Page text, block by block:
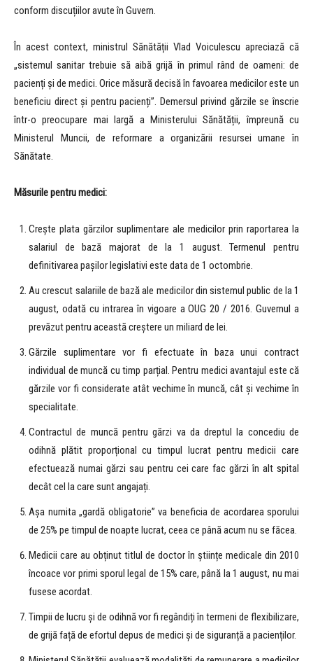
conform discuțiilor avute în Guvern.
În acest context, ministrul Sănătății Vlad Voiculescu apreciază că
„sistemul sanitar trebuie să aibă grijă în primul rând de oameni: de
pacienți și de medici. Orice măsură decisă în favoarea medicilor este un
beneficiu direct și pentru pacienți”. Demersul privind gărzile se înscrie
într-o preocupare mai largă a Ministerului Sănătății, împreună cu
Ministerul Muncii, de reformare a organizării resursei umane în
Sănătate.
Măsurile pentru medici:
Crește plata gărzilor suplimentare ale medicilor prin raportarea la
salariul de bază majorat de la 1 august. Termenul pentru
definitivarea pașilor legislativi este data de 1 octombrie.
Au crescut salariile de bază ale medicilor din sistemul public de la 1
august, odată cu intrarea în vigoare a OUG 20 / 2016. Guvernul a
prevăzut pentru această creștere un miliard de lei.
Gărzile suplimentare vor fi efectuate în baza unui contract
individual de muncă cu timp parțial. Pentru medici avantajul este că
gărzile vor fi considerate atât vechime în muncă, cât și vechime în
specialitate.
Contractul de muncă pentru gărzi va da dreptul la concediu de
odihnă plătit proporțional cu timpul lucrat pentru medicii care
efectuează numai gărzi sau pentru cei care fac gărzi în alt spital
decât cel la care sunt angajați.
Așa numita „gardă obligatorie” va beneficia de acordarea sporului
de 25% pe timpul de noapte lucrat, ceea ce până acum nu se făcea.
Medicii care au obținut titlul de doctor în științe medicale din 2010
încoace vor primi sporul legal de 15% care, până la 1 august, nu mai
fusese acordat.
Timpii de lucru și de odihnă vor fi regândiți în termeni de flexibilizare,
de grijă față de efortul depus de medici și de siguranță a pacienților.